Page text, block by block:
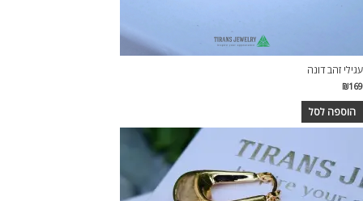
עגילי זהב דונה
₪169
הוספה לסל